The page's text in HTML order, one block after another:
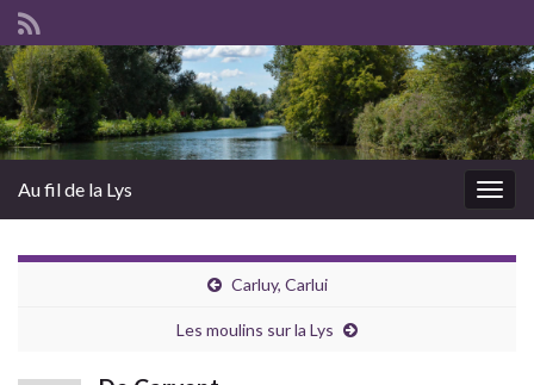
Au fil de la Lys
Carluy, Carlui
Les moulins sur la Lys